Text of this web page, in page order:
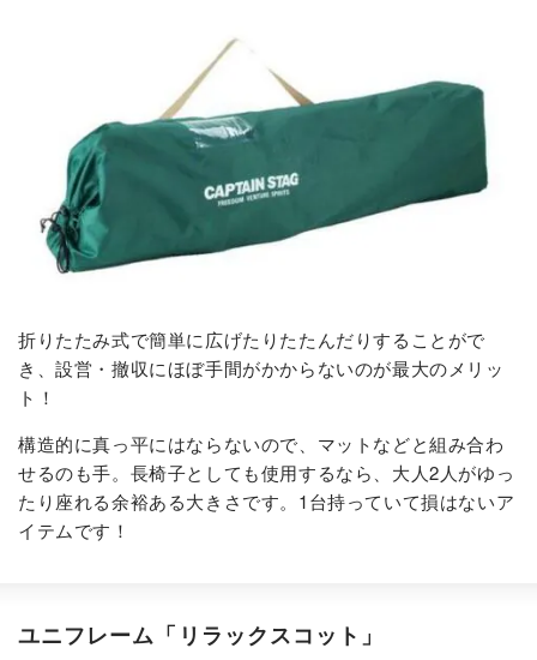
折りたたみ式で簡単に広げたりたたんだりすることがで
き、設営・撤収にほぼ手間がかからないのが最大のメリッ
ト！
構造的に真っ平にはならないので、マットなどと組み合わ
せるのも手。長椅子としても使用するなら、大人2人がゆっ
たり座れる余裕ある大きさです。1台持っていて損はないア
イテムです！
ユニフレーム「リラックスコット」